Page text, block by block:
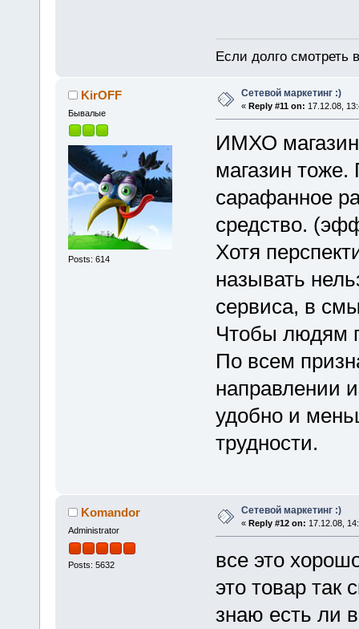
Если долго смотреть
KirOFF
Бывалые
Posts: 614
Сетевой маркетинг :)
« Reply #11 on: 17.12.08,
ИМХО
магазин тоже.
сарафанное
средство.
Хотя
называть
сервиса, в
Чтобы людям
По всем
направлении
удобно и
трудности.
Komandor
Administrator
Posts: 5632
Сетевой маркетинг :)
« Reply #12 on: 17.12.08,
все это
это товар так
знаю есть ли